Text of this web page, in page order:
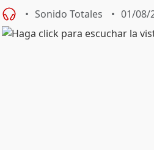
Sonido Totales 01/08/